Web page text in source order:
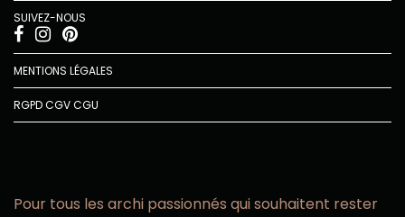
SUIVEZ-NOUS
MENTIONS LÉGALES
RGPDCGVCGU
Pour tous les archi passionnés qui souhaitent rester